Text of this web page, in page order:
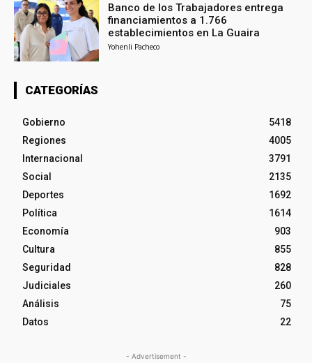
Banco de los Trabajadores entrega
financiamientos a 1.766
establecimientos en La Guaira
Yohenli Pacheco
CATEGORÍAS
Gobierno
5418
Regiones
4005
Internacional
3791
Social
2135
Deportes
1692
Política
1614
Economía
903
Cultura
855
Seguridad
828
Judiciales
260
Análisis
75
Datos
22
- Advertisement -